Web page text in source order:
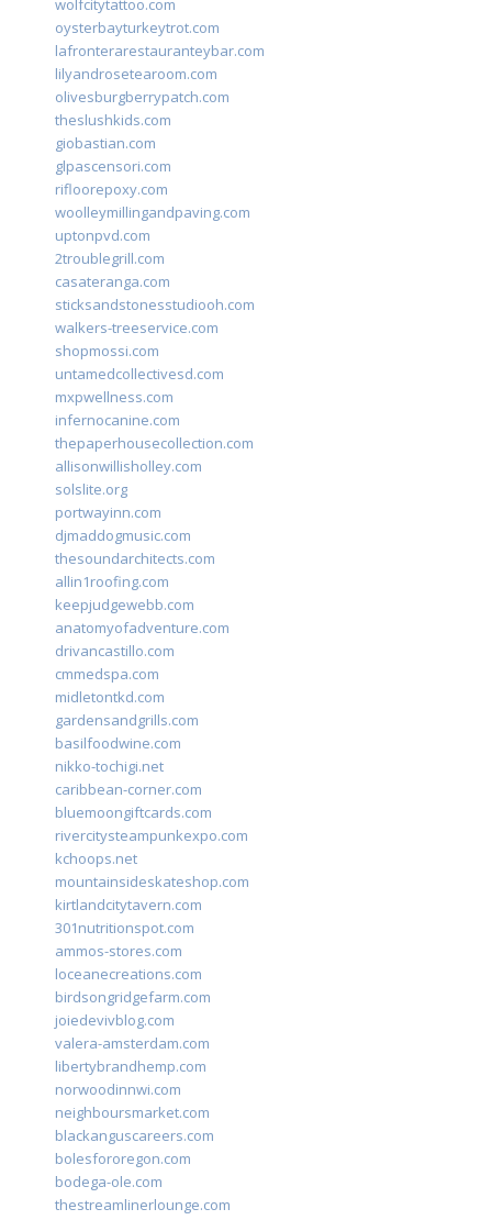
wolfcitytattoo.com
oysterbayturkeytrot.com
lafronterarestauranteybar.com
lilyandrosetearoom.com
olivesburgberrypatch.com
theslushkids.com
giobastian.com
glpascensori.com
rifloorepoxy.com
woolleymillingandpaving.com
uptonpvd.com
2troublegrill.com
casateranga.com
sticksandstonesstudiooh.com
walkers-treeservice.com
shopmossi.com
untamedcollectivesd.com
mxpwellness.com
infernocanine.com
thepaperhousecollection.com
allisonwillisholley.com
solslite.org
portwayinn.com
djmaddogmusic.com
thesoundarchitects.com
allin1roofing.com
keepjudgewebb.com
anatomyofadventure.com
drivancastillo.com
cmmedspa.com
midletontkd.com
gardensandgrills.com
basilfoodwine.com
nikko-tochigi.net
caribbean-corner.com
bluemoongiftcards.com
rivercitysteampunkexpo.com
kchoops.net
mountainsideskateshop.com
kirtlandcitytavern.com
301nutritionspot.com
ammos-stores.com
loceanecreations.com
birdsongridgefarm.com
joiedevivblog.com
valera-amsterdam.com
libertybrandhemp.com
norwoodinnwi.com
neighboursmarket.com
blackanguscareers.com
bolesfororegon.com
bodega-ole.com
thestreamlinerlounge.com